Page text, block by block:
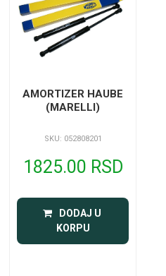
AMORTIZER HAUBE
(MARELLI)
SKU: 052808201
1825.00 RSD
DODAJ U
KORPU